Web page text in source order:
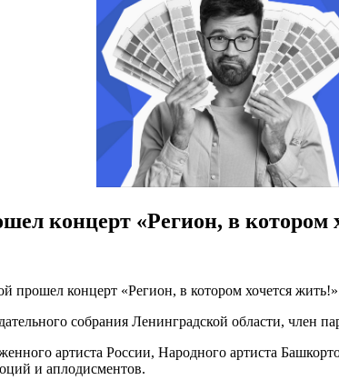
концерт «Регион, в котором
концерт «Регион, в котором хочется
собрания Ленинградской области, член
артиста России, Народного артиста
и аплодисментов.